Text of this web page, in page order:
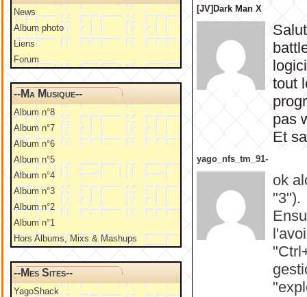
News
Album photo
Liens
Forum
--Ma Musique--
Album n°8
Album n°7
Album n°6
Album n°5
Album n°4
Album n°3
Album n°2
Album n°1
Hors Albums, Mixs & Mashups
--Mes Sites--
YagoShack
[JV]Dark Man X
tout
pas
Et
yago_nfs_tm_91-
ok
"3").